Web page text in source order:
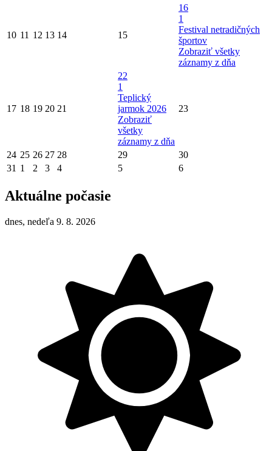
10 11 12 13 14 15
16
1
Festival netradičných
športov
Zobraziť všetky
záznamy z dňa
17 18 19 20 21
22
1
Teplický
jarmok 2026
Zobraziť
všetky
záznamy z dňa
23
24 25 26 27 28 29
30
31 1 2 3 4 5 6
Aktuálne počasie
dnes, nedeľa 9. 8. 2026